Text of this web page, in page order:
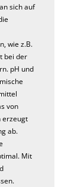
sich auf
wie z.B.
bei der
pH und
von
erzeugt
ab.
Mit